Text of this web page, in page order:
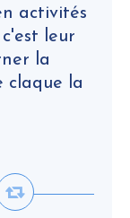
activités
leur
la
claque la